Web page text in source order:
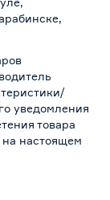
уведомления
товара
на настоящем